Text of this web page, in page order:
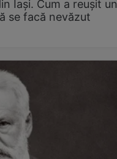
Iași. Cum a reușit un
se facă nevăzut